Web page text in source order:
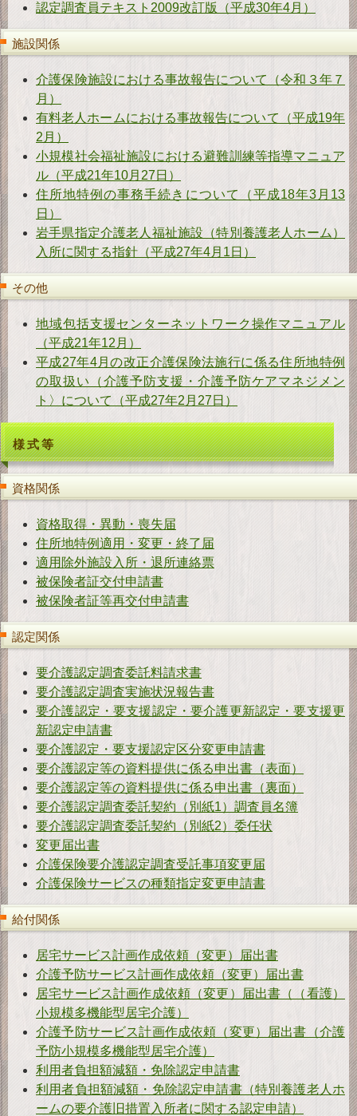
認定調査員テキスト2009改訂版（平成30年4月）
施設関係
介護保険施設における事故報告について（令和３年７
月）
有料老人ホームにおける事故報告について（平成19年
2月）
小規模社会福祉施設における避難訓練等指導マニュア
ル（平成21年10月27日）
住所地特例の事務手続きについて（平成18年3月13
日）
岩手県指定介護老人福祉施設（特別養護老人ホーム）
入所に関する指針（平成27年4月1日）
その他
地域包括支援センターネットワーク操作マニュアル
（平成21年12月）
平成27年4月の改正介護保険法施行に係る住所地特例
の取扱い（介護予防支援・介護予防ケアマネジメン
ト〉について（平成27年2月27日）
様式等
資格関係
資格取得・異動・喪失届
住所地特例適用・変更・終了届
適用除外施設入所・退所連絡票
被保険者証交付申請書
被保険者証等再交付申請書
認定関係
要介護認定調査委託料請求書
要介護認定調査実施状況報告書
要介護認定・要支援認定・要介護更新認定・要支援更
新認定申請書
要介護認定・要支援認定区分変更申請書
要介護認定等の資料提供に係る申出書（表面）
要介護認定等の資料提供に係る申出書（裏面）
要介護認定調査委託契約（別紙1）調査員名簿
要介護認定調査委託契約（別紙2）委任状
変更届出書
介護保険要介護認定調査受託事項変更届
介護保険サービスの種類指定変更申請書
給付関係
居宅サービス計画作成依頼（変更）届出書
介護予防サービス計画作成依頼（変更）届出書
居宅サービス計画作成依頼（変更）届出書（（看護）
小規模多機能型居宅介護）
介護予防サービス計画作成依頼（変更）届出書（介護
予防小規模多機能型居宅介護）
利用者負担額減額・免除認定申請書
利用者負担額減額・免除認定申請書（特別養護老人ホ
ームの要介護旧措置入所者に関する認定申請）